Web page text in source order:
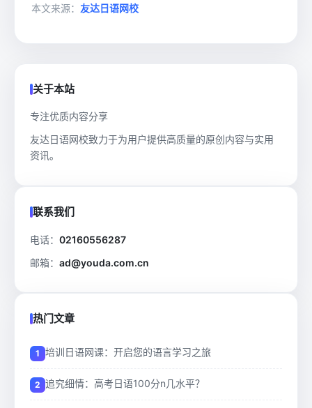
本文来源： 友达日语网校
关于本站
专注优质内容分享
友达日语网校致力于为用户提供高质量的原创内容与实用
资讯。
联系我们
电话： 02160556287
邮箱： ad@youda.com.cn
热门文章
培训日语网课：开启您的语言学习之旅
追究细情：高考日语100分n几水平？